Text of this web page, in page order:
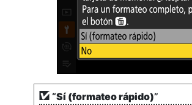
“Sí (formateo rápido)”